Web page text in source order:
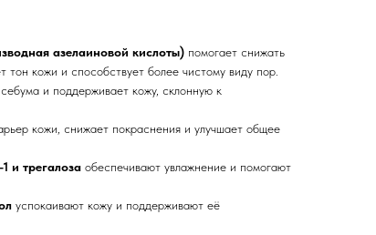
азелаиновой кислоты) помогает снижать
тон кожи и способствует более чистому виду пор.
и поддерживает кожу, склонную к
кожи, снижает покраснения и улучшает общее
и трегалоза обеспечивают увлажнение и помогают
успокаивают кожу и поддерживают её